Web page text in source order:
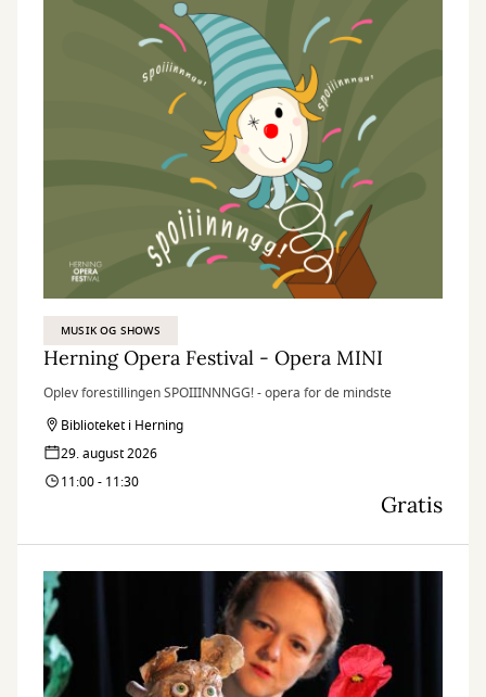
MUSIK OG SHOWS
Herning Opera Festival - Opera MINI
Oplev forestillingen SPOIIINNNGG! - opera for de mindste
Biblioteket i Herning
29. august 2026
11:00 - 11:30
Gratis